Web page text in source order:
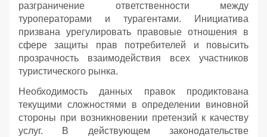
разграничение ответственности между
туроператорами и турагентами. Инициатива
призвана урегулировать правовые отношения в
сфере защиты прав потребителей и повысить
прозрачность взаимодействия всех участников
туристического рынка.
Необходимость данных правок продиктована
текущими сложностями в определении виновной
стороны при возникновении претензий к качеству
услуг. В действующем законодательстве